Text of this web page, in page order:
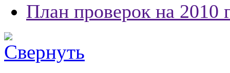
План проверок на 2010